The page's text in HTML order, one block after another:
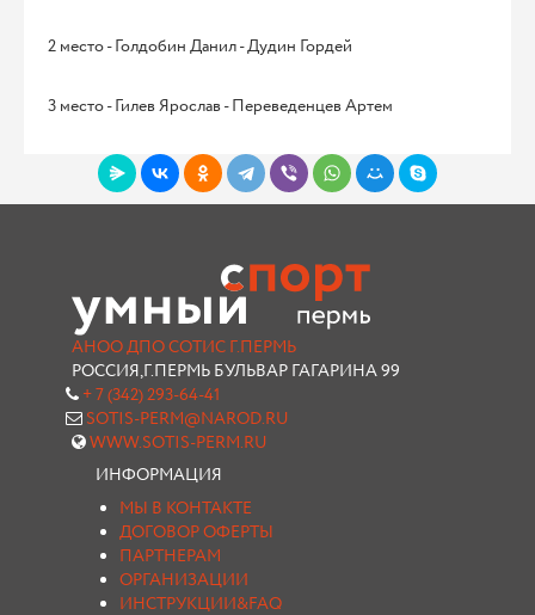
2 место - Голдобин Данил - Дудин Гордей
3 место - Гилев Ярослав - Переведенцев Артем
АНОО ДПО СОТИС Г.ПЕРМЬ
РОССИЯ,Г.ПЕРМЬ БУЛЬВАР ГАГАРИНА 99
+ 7 (342) 293-64-41
SOTIS-PERM@NAROD.RU
WWW.SOTIS-PERM.RU
ИНФОРМАЦИЯ
МЫ В КОНТАКТЕ
ДОГОВОР ОФЕРТЫ
ПАРТНЕРАМ
ОРГАНИЗАЦИИ
ИНСТРУКЦИИ&FAQ